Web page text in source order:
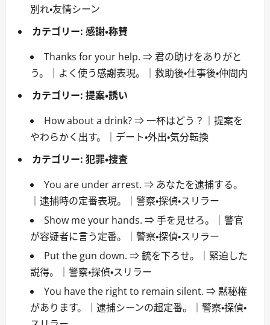
別れ・友情シーン
カテゴリー: 感謝・称賛
Thanks for your help. ⇒ 君の助けをありがと
う。｜よく使う感謝表現。｜救助後・仕事後・仲間内
カテゴリー: 提案・誘い
How about a drink? ⇒ 一杯はどう？｜提案を
やわらかく出す。｜デート・外出・気分転換
カテゴリー: 犯罪・捜査
You are under arrest. ⇒ あなたを逮捕する。
｜逮捕時の定番表現。｜警察・探偵・スリラー
Show me your hands. ⇒ 手を見せろ。｜警官
が容疑者に言う定番。｜警察・探偵・スリラー
Put the gun down. ⇒ 銃を下ろせ。｜緊迫した
説得。｜警察・探偵・スリラー
You have the right to remain silent. ⇒ 黙秘権
があります。｜逮捕シーンの超定番。｜警察・探偵・